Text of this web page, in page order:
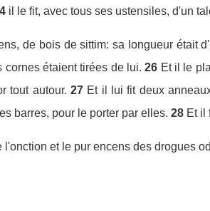
il le fit, avec tous ses ustensiles, d'un
de bois de sittim: sa longueur était
cornes étaient tirées de lui. 26 Et il le
tout autour. 27 Et il lui fit deux
barres, pour le porter par elles. 28 Et il
l'onction et le pur encens des drogues